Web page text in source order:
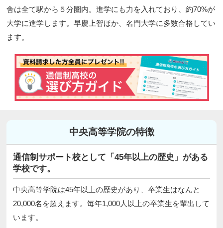
舎は全て駅から５分圏内。進学にも力を入れており、約70%が
大学に進学します。早慶上智ほか、名門大学に多数合格してい
ます。
中央高等学院の特徴
通信制サポート校として「45年以上の歴史」がある
学校です。
中央高等学院は45年以上の歴史があり、卒業生はなんと
20,000名を超えます。毎年1,000人以上の卒業生を輩出して
います。